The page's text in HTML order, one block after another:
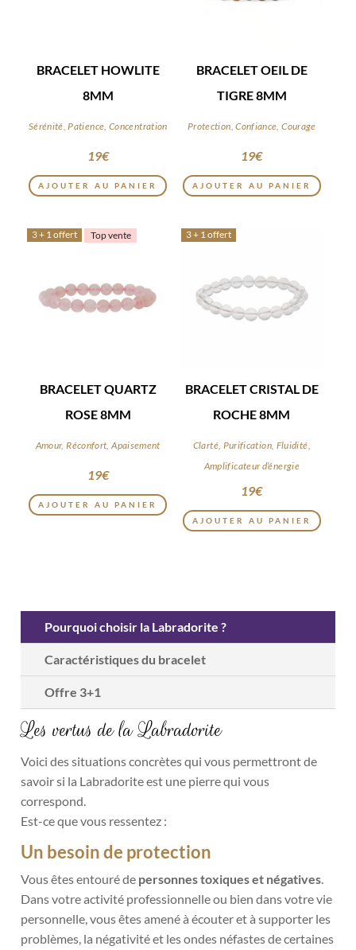
BRACELET HOWLITE
8MM
Sérénité, Patience, Concentration
19€
AJOUTER AU PANIER
BRACELET OEIL DE
TIGRE 8MM
Protection, Confiance, Courage
19€
AJOUTER AU PANIER
3 + 1 offert Top vente
BRACELET QUARTZ
ROSE 8MM
Amour, Réconfort, Apaisement
19€
AJOUTER AU PANIER
3 + 1 offert
BRACELET CRISTAL DE
ROCHE 8MM
Clarté, Purification, Fluidité,
Amplificateur d’énergie
19€
AJOUTER AU PANIER
Pourquoi choisir la Labradorite ?
Caractéristiques du bracelet
Offre 3+1
Les vertus de la Labradorite
Voici des situations concrètes qui vous permettront de
savoir si la Labradorite est une pierre qui vous
correspond.
Est-ce que vous ressentez :
Un besoin de protection
Vous êtes entouré de personnes toxiques et négatives.
Dans votre activité professionnelle ou bien dans votre vie
personnelle, vous êtes amené à écouter et à supporter les
problèmes, la négativité et les ondes néfastes de certaines